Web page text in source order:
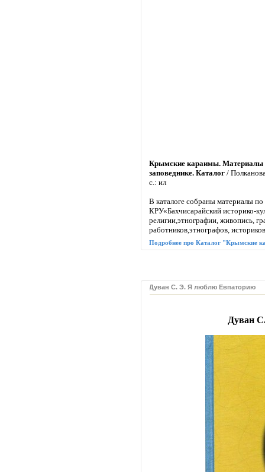
Крымские караимы. Материалы
заповеднике. Каталог /
с.: ил
В каталоге собраны материалы
КРУ«Бахчисарайский историко-
религии,этнографии, живопись,
работников,этнографов,
Подробнее про Каталог "Крымские
Дуван С. Э. Я люблю Евпаторию
Дуван